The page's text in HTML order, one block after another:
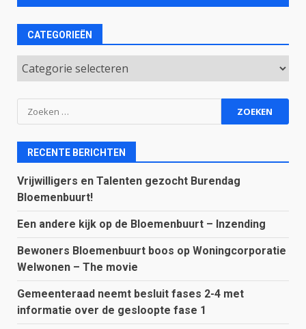
CATEGORIEËN
Categorieën
Zoeken
naar:
RECENTE BERICHTEN
Vrijwilligers en Talenten gezocht Burendag
Bloemenbuurt!
Een andere kijk op de Bloemenbuurt – Inzending
Bewoners Bloemenbuurt boos op Woningcorporatie
Welwonen – The movie
Gemeenteraad neemt besluit fases 2-4 met
informatie over de gesloopte fase 1